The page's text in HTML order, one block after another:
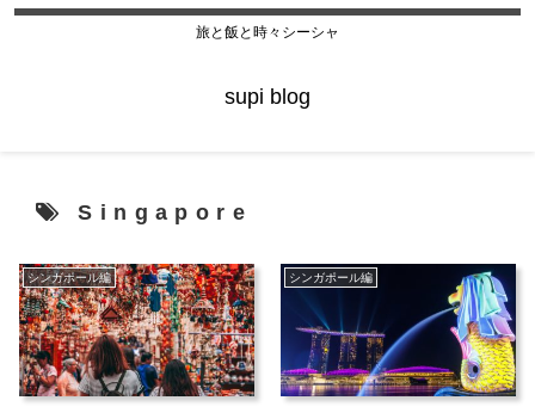
旅と飯と時々シーシャ
supi blog
Singapore
シンガポール編 シンガポール編